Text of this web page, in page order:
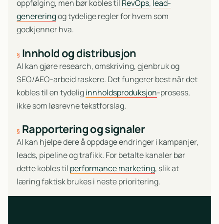
oppfølging, men bør kobles til RevOps, lead-
genereringog tydelige regler for hvem som
godkjenner hva.
Innhold og distribusjon
AI kan gjøre research, omskriving, gjenbruk og
SEO/AEO-arbeid raskere. Det fungerer best når det
kobles til en tydeliginnholdsproduksjon-prosess,
ikke som løsrevne tekstforslag.
Rapportering og signaler
AI kan hjelpe dere å oppdage endringer i kampanjer,
leads, pipeline og trafikk. For betalte kanaler bør
dette kobles til performance marketing, slik at
læring faktisk brukes i neste prioritering.